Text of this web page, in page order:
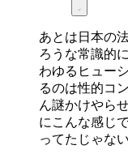
あとは日本の
ろうな常識的
わゆるヒュー
るのは性的コ
ん謎かけやら
にこんな感じ
ってたじゃな